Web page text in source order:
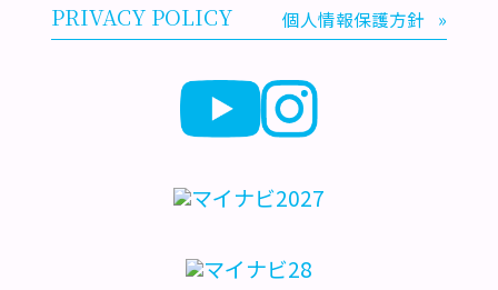
PRIVACY POLICY 個人情報保護方針 »